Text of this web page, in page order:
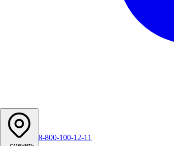
8-800-100-12-11